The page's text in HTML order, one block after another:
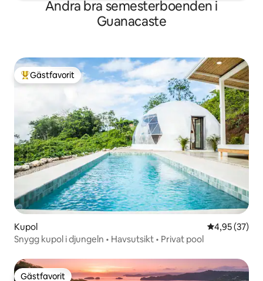
Andra bra semesterboenden i
Guanacaste
Populär gästfavorit
Gästfavorit
Kupol 4,95 av 5 i
4,95 (37)
Snygg kupol i djungeln • Havsutsikt • Privat pool
Gästfavorit